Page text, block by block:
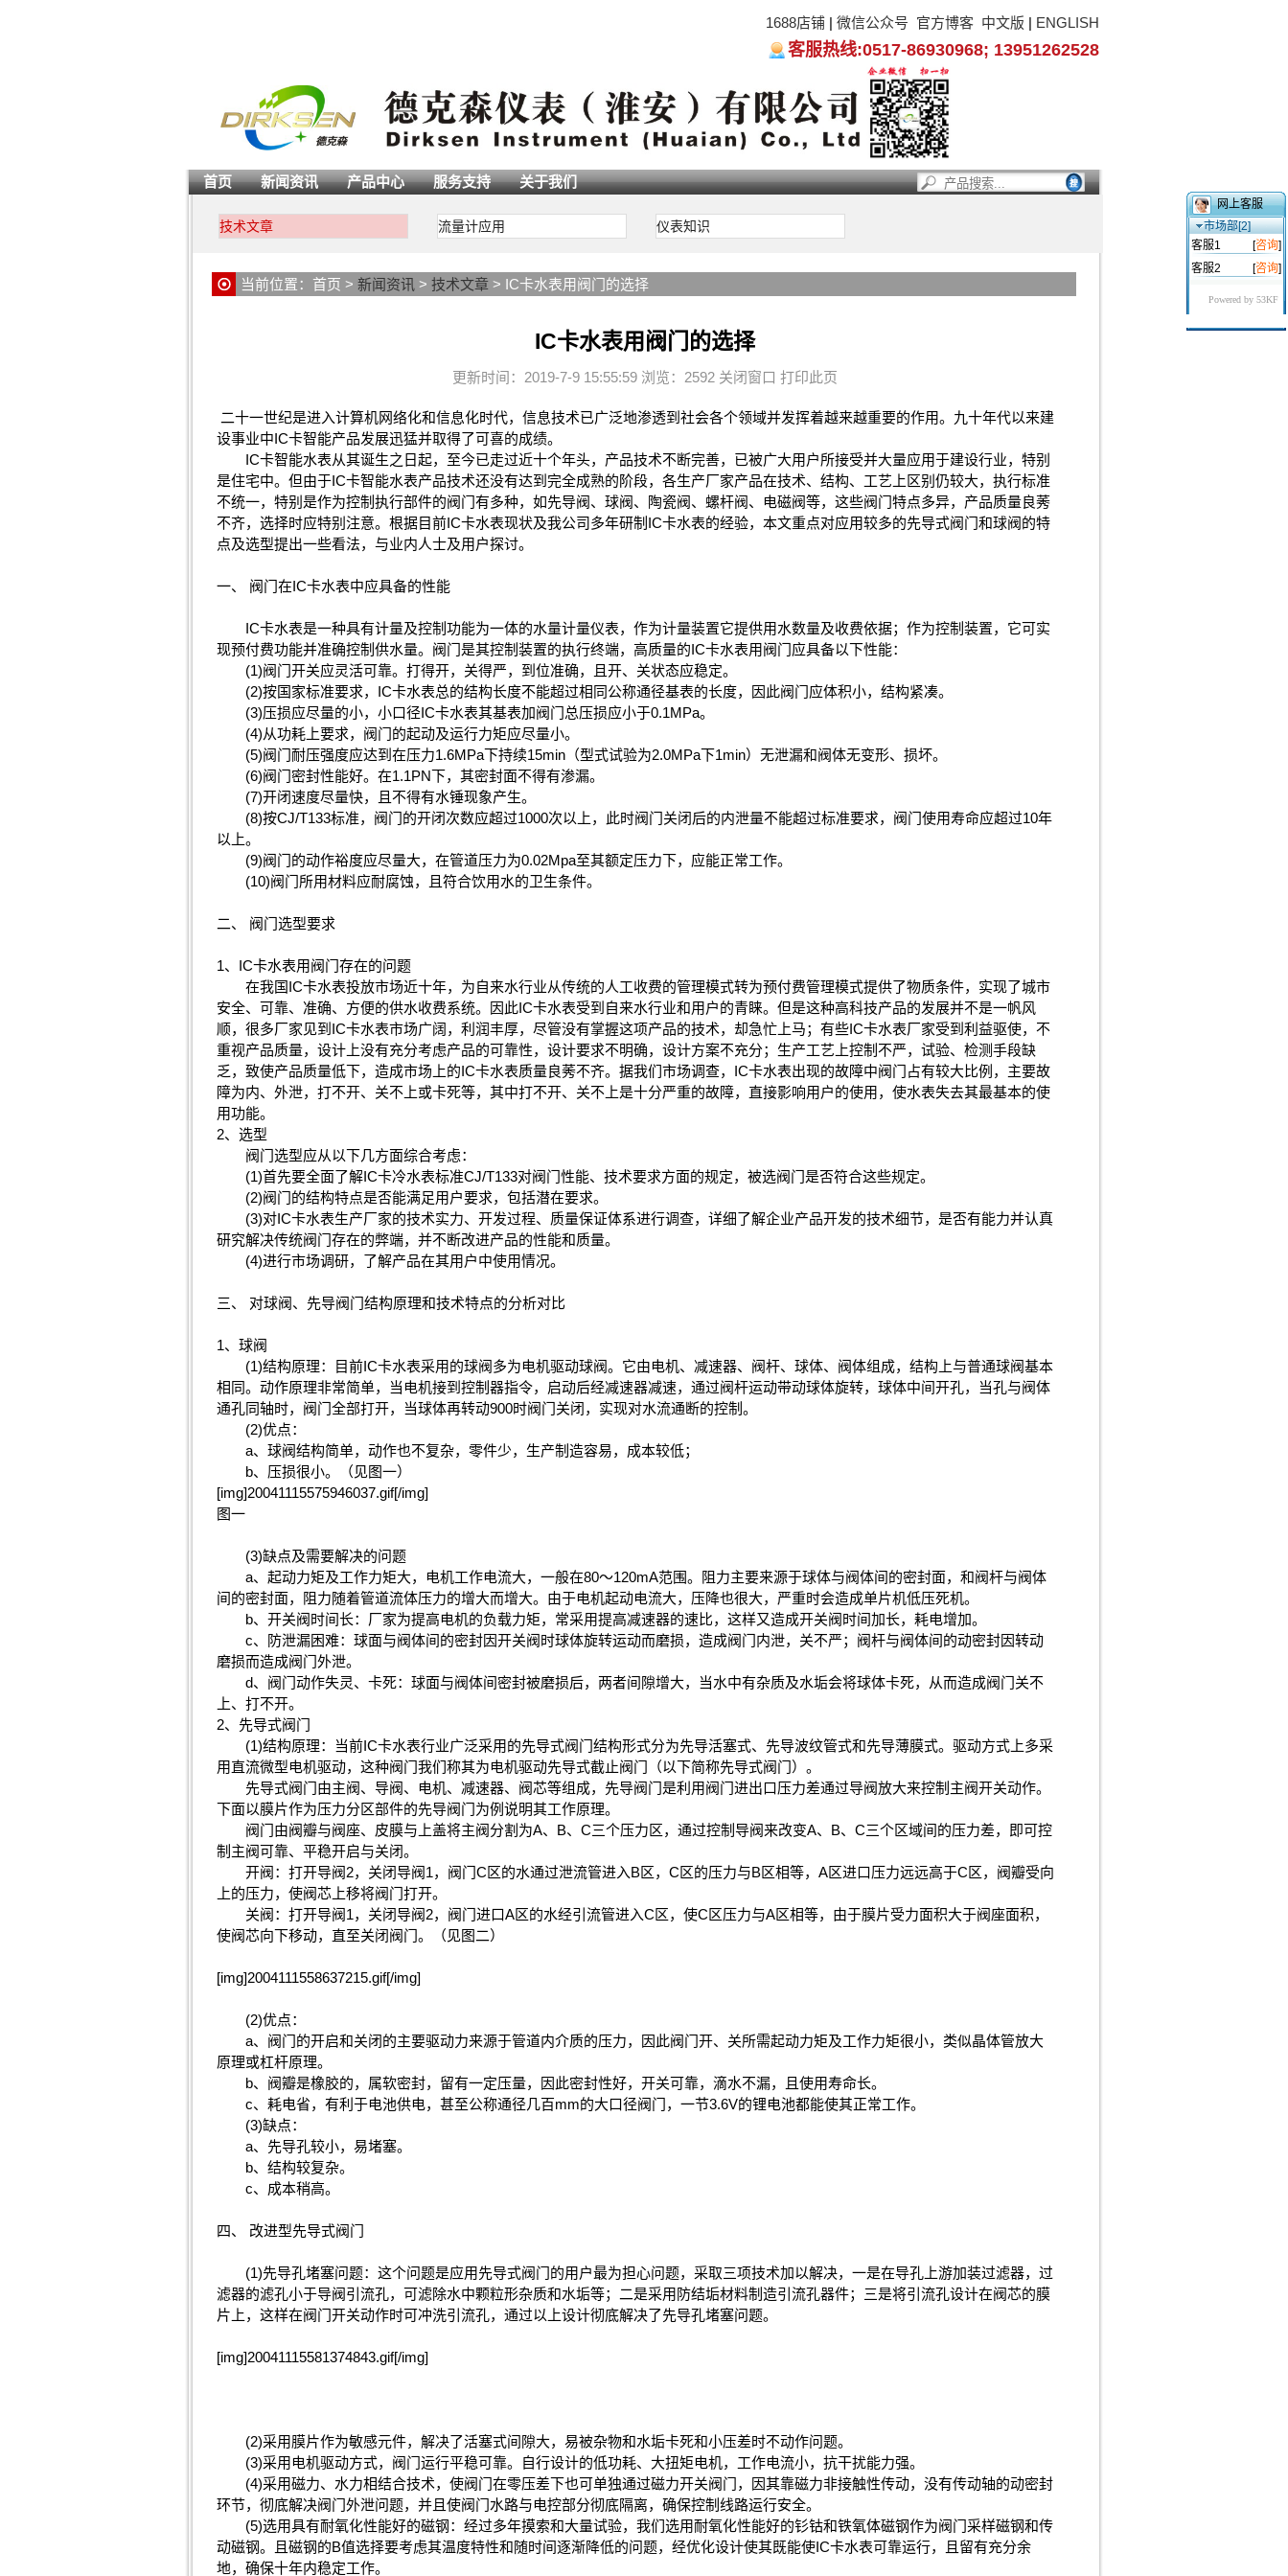
1688店铺 | 微信公众号 官方博客 中文版 | ENGLISH
客服热线:0517-86930968; 13951262528
首页 新闻资讯 产品中心 服务支持 关于我们
技术文章 流量计应用 仪表知识
当前位置： 首页 > 新闻资讯 > 技术文章 > IC卡水表用阀门的选择
IC卡水表用阀门的选择
更新时间：2019-7-9 15:55:59 浏览：2592 关闭窗口 打印此页
二十一世纪是进入计算机网络化和信息化时代，信息技术已广泛地渗透到社会各个领域并发挥着越来越重要的作用。九十年代以来建
设事业中IC卡智能产品发展迅猛并取得了可喜的成绩。
IC卡智能水表从其诞生之日起，至今已走过近十个年头，产品技术不断完善，已被广大用户所接受并大量应用于建设行业，特别
是住宅中。但由于IC卡智能水表产品技术还没有达到完全成熟的阶段，各生产厂家产品在技术、结构、工艺上区别仍较大，执行标准
不统一，特别是作为控制执行部件的阀门有多种，如先导阀、球阀、陶瓷阀、螺杆阀、电磁阀等，这些阀门特点多异，产品质量良莠
不齐，选择时应特别注意。根据目前IC卡水表现状及我公司多年研制IC卡水表的经验，本文重点对应用较多的先导式阀门和球阀的特
点及选型提出一些看法，与业内人士及用户探讨。
一、 阀门在IC卡水表中应具备的性能
IC卡水表是一种具有计量及控制功能为一体的水量计量仪表，作为计量装置它提供用水数量及收费依据；作为控制装置，它可实
现预付费功能并准确控制供水量。阀门是其控制装置的执行终端，高质量的IC卡水表用阀门应具备以下性能：
(1)阀门开关应灵活可靠。打得开，关得严，到位准确，且开、关状态应稳定。
(2)按国家标准要求，IC卡水表总的结构长度不能超过相同公称通径基表的长度，因此阀门应体积小，结构紧凑。
(3)压损应尽量的小，小口径IC卡水表其基表加阀门总压损应小于0.1MPa。
(4)从功耗上要求，阀门的起动及运行力矩应尽量小。
(5)阀门耐压强度应达到在压力1.6MPa下持续15min（型式试验为2.0MPa下1min）无泄漏和阀体无变形、损坏。
(6)阀门密封性能好。在1.1PN下，其密封面不得有渗漏。
(7)开闭速度尽量快，且不得有水锤现象产生。
(8)按CJ/T133标准，阀门的开闭次数应超过1000次以上，此时阀门关闭后的内泄量不能超过标准要求，阀门使用寿命应超过10年
以上。
(9)阀门的动作裕度应尽量大，在管道压力为0.02Mpa至其额定压力下，应能正常工作。
(10)阀门所用材料应耐腐蚀，且符合饮用水的卫生条件。
二、 阀门选型要求
1、IC卡水表用阀门存在的问题
在我国IC卡水表投放市场近十年，为自来水行业从传统的人工收费的管理模式转为预付费管理模式提供了物质条件，实现了城市
安全、可靠、准确、方便的供水收费系统。因此IC卡水表受到自来水行业和用户的青睐。但是这种高科技产品的发展并不是一帆风
顺，很多厂家见到IC卡水表市场广阔，利润丰厚，尽管没有掌握这项产品的技术，却急忙上马；有些IC卡水表厂家受到利益驱使，不
重视产品质量，设计上没有充分考虑产品的可靠性，设计要求不明确，设计方案不充分；生产工艺上控制不严，试验、检测手段缺
乏，致使产品质量低下，造成市场上的IC卡水表质量良莠不齐。据我们市场调查，IC卡水表出现的故障中阀门占有较大比例，主要故
障为内、外泄，打不开、关不上或卡死等，其中打不开、关不上是十分严重的故障，直接影响用户的使用，使水表失去其最基本的使
用功能。
2、选型
阀门选型应从以下几方面综合考虑：
(1)首先要全面了解IC卡冷水表标准CJ/T133对阀门性能、技术要求方面的规定，被选阀门是否符合这些规定。
(2)阀门的结构特点是否能满足用户要求，包括潜在要求。
(3)对IC卡水表生产厂家的技术实力、开发过程、质量保证体系进行调查，详细了解企业产品开发的技术细节，是否有能力并认真
研究解决传统阀门存在的弊端，并不断改进产品的性能和质量。
(4)进行市场调研，了解产品在其用户中使用情况。
三、 对球阀、先导阀门结构原理和技术特点的分析对比
1、球阀
(1)结构原理：目前IC卡水表采用的球阀多为电机驱动球阀。它由电机、减速器、阀杆、球体、阀体组成，结构上与普通球阀基本
相同。动作原理非常简单，当电机接到控制器指令，启动后经减速器减速，通过阀杆运动带动球体旋转，球体中间开孔，当孔与阀体
通孔同轴时，阀门全部打开，当球体再转动900时阀门关闭，实现对水流通断的控制。
(2)优点：
a、球阀结构简单，动作也不复杂，零件少，生产制造容易，成本较低；
b、压损很小。（见图一）
[img]20041115575946037.gif[/img]
图一
(3)缺点及需要解决的问题
a、起动力矩及工作力矩大，电机工作电流大，一般在80～120mA范围。阻力主要来源于球体与阀体间的密封面，和阀杆与阀体
间的密封面，阻力随着管道流体压力的增大而增大。由于电机起动电流大，压降也很大，严重时会造成单片机低压死机。
b、开关阀时间长：厂家为提高电机的负载力矩，常采用提高减速器的速比，这样又造成开关阀时间加长，耗电增加。
c、防泄漏困难：球面与阀体间的密封因开关阀时球体旋转运动而磨损，造成阀门内泄，关不严；阀杆与阀体间的动密封因转动
磨损而造成阀门外泄。
d、阀门动作失灵、卡死：球面与阀体间密封被磨损后，两者间隙增大，当水中有杂质及水垢会将球体卡死，从而造成阀门关不
上、打不开。
2、先导式阀门
(1)结构原理：当前IC卡水表行业广泛采用的先导式阀门结构形式分为先导活塞式、先导波纹管式和先导薄膜式。驱动方式上多采
用直流微型电机驱动，这种阀门我们称其为电机驱动先导式截止阀门（以下简称先导式阀门）。
先导式阀门由主阀、导阀、电机、减速器、阀芯等组成，先导阀门是利用阀门进出口压力差通过导阀放大来控制主阀开关动作。
下面以膜片作为压力分区部件的先导阀门为例说明其工作原理。
阀门由阀瓣与阀座、皮膜与上盖将主阀分割为A、B、C三个压力区，通过控制导阀来改变A、B、C三个区域间的压力差，即可控
制主阀可靠、平稳开启与关闭。
开阀：打开导阀2，关闭导阀1，阀门C区的水通过泄流管进入B区，C区的压力与B区相等，A区进口压力远远高于C区，阀瓣受向
上的压力，使阀芯上移将阀门打开。
关阀：打开导阀1，关闭导阀2，阀门进口A区的水经引流管进入C区，使C区压力与A区相等，由于膜片受力面积大于阀座面积，
使阀芯向下移动，直至关闭阀门。（见图二）
[img]2004111558637215.gif[/img]
(2)优点：
a、阀门的开启和关闭的主要驱动力来源于管道内介质的压力，因此阀门开、关所需起动力矩及工作力矩很小，类似晶体管放大
原理或杠杆原理。
b、阀瓣是橡胶的，属软密封，留有一定压量，因此密封性好，开关可靠，滴水不漏，且使用寿命长。
c、耗电省，有利于电池供电，甚至公称通径几百mm的大口径阀门，一节3.6V的锂电池都能使其正常工作。
(3)缺点：
a、先导孔较小，易堵塞。
b、结构较复杂。
c、成本稍高。
四、 改进型先导式阀门
(1)先导孔堵塞问题：这个问题是应用先导式阀门的用户最为担心问题，采取三项技术加以解决，一是在导孔上游加装过滤器，过
滤器的滤孔小于导阀引流孔，可滤除水中颗粒形杂质和水垢等；二是采用防结垢材料制造引流孔器件；三是将引流孔设计在阀芯的膜
片上，这样在阀门开关动作时可冲洗引流孔，通过以上设计彻底解决了先导孔堵塞问题。
[img]20041115581374843.gif[/img]
(2)采用膜片作为敏感元件，解决了活塞式间隙大，易被杂物和水垢卡死和小压差时不动作问题。
(3)采用电机驱动方式，阀门运行平稳可靠。自行设计的低功耗、大扭矩电机，工作电流小，抗干扰能力强。
(4)采用磁力、水力相结合技术，使阀门在零压差下也可单独通过磁力开关阀门，因其靠磁力非接触性传动，没有传动轴的动密封
环节，彻底解决阀门外泄问题，并且使阀门水路与电控部分彻底隔离，确保控制线路运行安全。
(5)选用具有耐氧化性能好的磁钢：经过多年摸索和大量试验，我们选用耐氧化性能好的钐钴和铁氧体磁钢作为阀门采样磁钢和传
动磁钢。且磁钢的B值选择要考虑其温度特性和随时间逐渐降低的问题，经优化设计使其既能使IC卡水表可靠运行，且留有充分余
地，确保十年内稳定工作。
网上客服
市场部[2]
客服1
[咨询]
客服2
[咨询]
Powered by 53KF